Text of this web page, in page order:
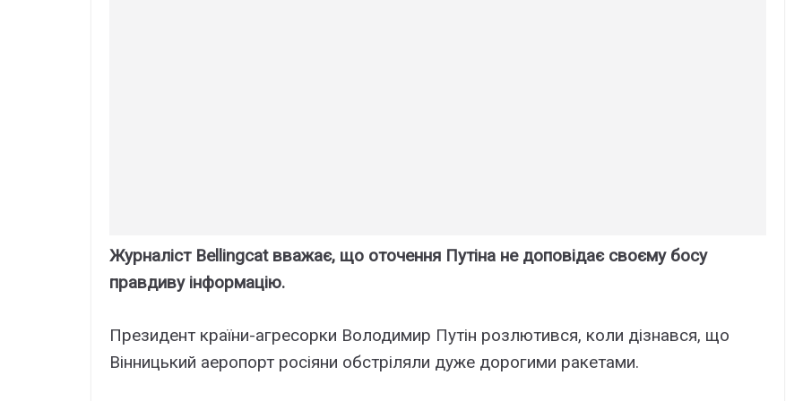
Журналіст Bellingcat вважає, що оточення Путіна не доповідає своєму босу
правдиву інформацію.
Президент країни-агресорки Володимир Путін розлютився, коли дізнався, що
Вінницький аеропорт росіяни обстріляли дуже дорогими ракетами.